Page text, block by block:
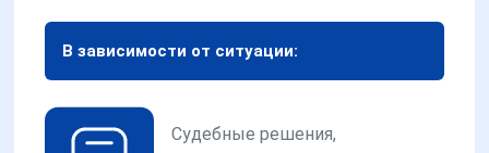
В зависимости от ситуации:
Судебные решения,